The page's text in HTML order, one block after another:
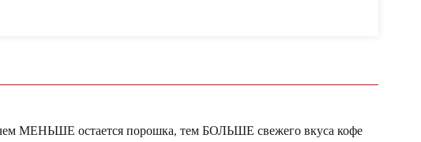
МЕНЬШЕ остается порошка, тем БОЛЬШЕ свежего вкуса кофе